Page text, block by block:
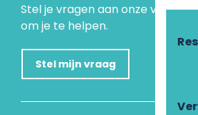
Stel je vragen aan onze virtuele
om je te helpen.
Stel mijn vraag